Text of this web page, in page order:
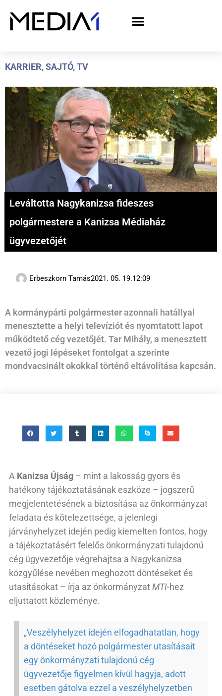
KARRIER,SAJTÓ,TV
Leváltotta Nagykanizsa fideszes
polgármestere a Kanizsa Médiaház
ügyvezetőjét
Erbeszkorn Tamás2021. 05. 19.12:09
A kormánypárti polgármester azonnali hatállyal
menesztette a helyi televíziót és nyomtatott lapot
működtető cég vezetőjét. Tar Mihály, a menesztett
vezető jogi lépéseket fontolgat a szerinte
mondvacsinált okokkal történő eltávolítása kapcsán.
A Kanizsa Újság – mint a lakosság gyors és
hatékony tájékoztatásának eszköze – jogszerű
megjelentetésének a biztosítása az önkormányzat
feladata és kötelezettsége, a jelenlegi
járványhelyzet idején pedig kiemelten fontos, hogy
a tájékoztatásért felelős önkormányzati tulajdonú
cég ügyvezetője végrehajtsa a Nagykanizsa
közgyűlése nevében meghozott döntéseket és
utasításokat – írja az önkormányzatMTI-hez
eljuttatott közleménye.
„Veszélyhelyzet idején elfogadhatatlan, hogy
a döntéseket hozó polgármester utasításait
egy önkormányzati tulajdonú cég
ügyvezetője figyelmen kívül hagyja, adott
esetben gátolva ezzel a veszélyhelyzetben